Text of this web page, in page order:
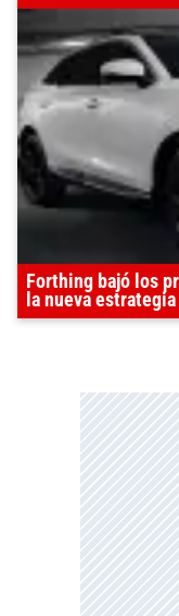
Forthing bajó los
la nueva